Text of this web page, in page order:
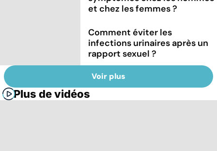
et chez les femmes ?
Comment éviter les
infections urinaires après un
rapport sexuel ?
Voir plus
Plus de vidéos